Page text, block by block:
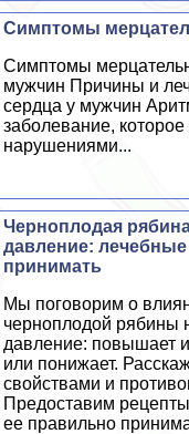
Симптомы
Симптомы
мужчин Причины и
сердца у мужчин
заболевание, которое
нарушениями...
Черноплодая
давление: лечебные
принимать
Мы поговорим о
черноплодой рябины
давление: повышает
или понижает.
свойствами и
Предоставим
ее правильно